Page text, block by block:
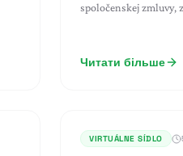
spoločenskej zmluvy,
Читати більше
VIRTUÁLNE SÍDLO